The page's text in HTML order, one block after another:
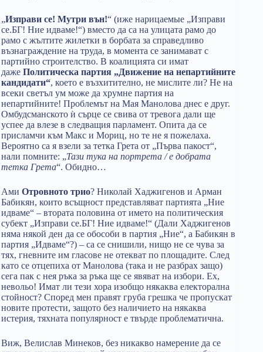
„Изправи се! Мутри вън!“ (иже нарицаемые „Изправи
се.БГ! Ние идваме!“) вместо да са на улицата рамо до
рамо с жълтите жилетки в борбата за справедливо
възнаграждение на труда, в момента се занимават с
партийно строителство. В коалицията си имат
даже Политическа партия „Движение на непартийните
кандидати“, което е възхитително, не мислите ли? Не на
всеки светъл ум може да хрумне партия на
непартийните! Проблемът на Мая Манолова днес е друг.
Омбудсманското ѝ сърце се свива от тревога дали ще
успее да влезе в следващия парламент. Опита да се
присламчи към Макс и Мориц, но те не я пожелаха.
Вероятно са я взели за тетка Грета от „Първа пакост“,
нали помните: „Тази тука на портрета / е добрата
тетка Грета“. Обидно…
Ами Отровното трио? Николай Хаджигенов и Арман
Бабикян, които всъщност представляват партията „Ние
идваме“ – втората половина от името на политическия
субект „Изправи се.БГ! Ние идваме!“ (Дали Хаджигенов
няма някой ден да се обособи в партия „Ние“, а Бабикян в
партия „Идваме“?) – са се снишили, нищо не се чува за
тях, гневните им гласове не отекват по площадите. След
като се отцепиха от Манолова (така и не разбрах защо)
сега пак с нея ръка за ръка ще се явяват на избори. Ех,
невольо! Имат ли тези хора изобщо някаква електорална
стойност? Според мен правят груба грешка че пропускат
новите протести, защото без наличието на някаква
истерия, тяхната популярност е твърде проблематична.
Виж, Велислав Минеков, без никакво намерение да се